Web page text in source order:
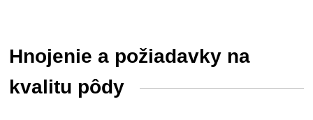
Hnojenie a požiadavky na
kvalitu pôdy